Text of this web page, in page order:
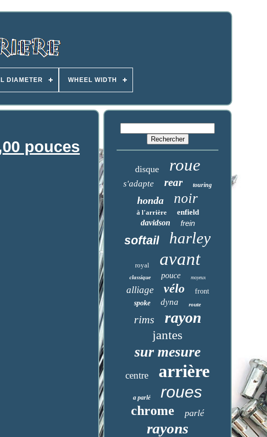
DIAMETER WHEEL WIDTH
pouces
disque roue
s'adapte rear touring
honda noir
à l'arrière enfield
davidson frein
softail harley
royal avant
classique pouce moyeux
alliage vélo
front
spoke
dyna route
rims rayon
jantes
sur mesure
centre arrière
a parlé roues
chrome parlé
rayons